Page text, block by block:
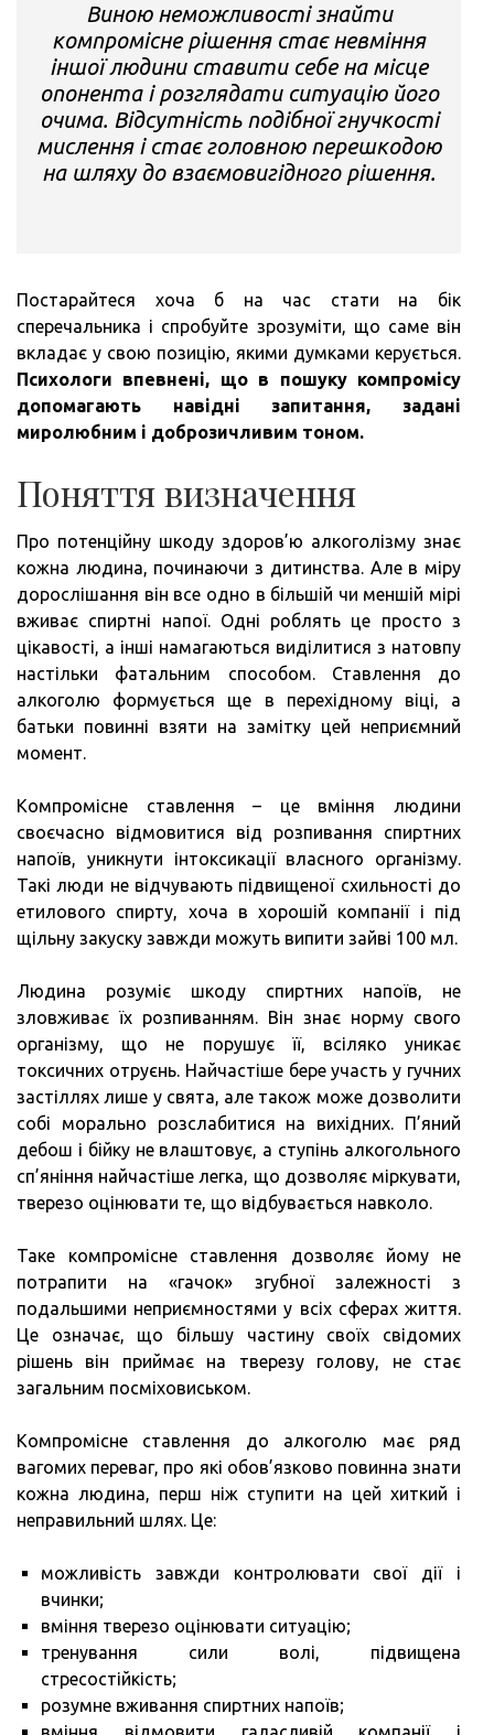
Виною неможливості знайти
компромісне рішення стає невміння
іншої людини ставити себе на місце
опонента і розглядати ситуацію його
очима. Відсутність подібної гнучкості
мислення і стає головною перешкодою
на шляху до взаємовигідного рішення.
Постарайтеся хоча б на час стати на бік
сперечальника і спробуйте зрозуміти, що саме він
вкладає у свою позицію, якими думками керується.
Психологи впевнені, що в пошуку компромісу
допомагають навідні запитання, задані
миролюбним і доброзичливим тоном.
Поняття визначення
Про потенційну шкоду здоров’ю алкоголізму знає
кожна людина, починаючи з дитинства. Але в міру
дорослішання він все одно в більшій чи меншій мірі
вживає спиртні напої. Одні роблять це просто з
цікавості, а інші намагаються виділитися з натовпу
настільки фатальним способом. Ставлення до
алкоголю формується ще в перехідному віці, а
батьки повинні взяти на замітку цей неприємний
момент.
Компромісне ставлення – це вміння людини
своєчасно відмовитися від розпивання спиртних
напоїв, уникнути інтоксикації власного організму.
Такі люди не відчувають підвищеної схильності до
етилового спирту, хоча в хорошій компанії і під
щільну закуску завжди можуть випити зайві 100 мл.
Людина розуміє шкоду спиртних напоїв, не
зловживає їх розпиванням. Він знає норму свого
організму, що не порушує її, всіляко уникає
токсичних отруєнь. Найчастіше бере участь у гучних
застіллях лише у свята, але також може дозволити
собі морально розслабитися на вихідних. П’яний
дебош і бійку не влаштовує, а ступінь алкогольного
сп’яніння найчастіше легка, що дозволяє міркувати,
тверезо оцінювати те, що відбувається навколо.
Таке компромісне ставлення дозволяє йому не
потрапити на «гачок» згубної залежності з
подальшими неприємностями у всіх сферах життя.
Це означає, що більшу частину своїх свідомих
рішень він приймає на тверезу голову, не стає
загальним посміховиськом.
Компромісне ставлення до алкоголю має ряд
вагомих переваг, про які обов’язково повинна знати
кожна людина, перш ніж ступити на цей хиткий і
неправильний шлях. Це:
можливість завжди контролювати свої дії і
вчинки;
вміння тверезо оцінювати ситуацію;
тренування сили волі, підвищена
стресостійкість;
розумне вживання спиртних напоїв;